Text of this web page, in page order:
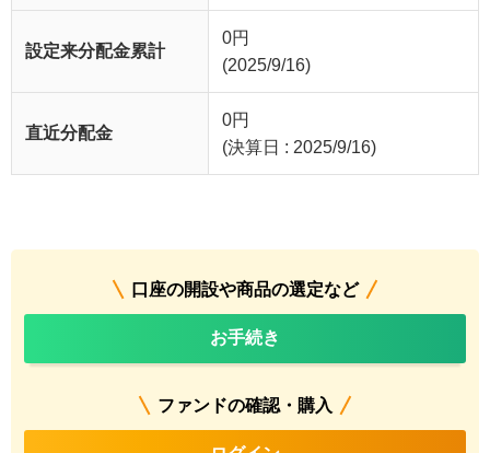
設定来分配金累計
0円
(2025/9/16)
直近分配金
0円
(決算日 : 2025/9/16)
口座の開設や商品の選定など
お手続き
ファンドの確認・購入